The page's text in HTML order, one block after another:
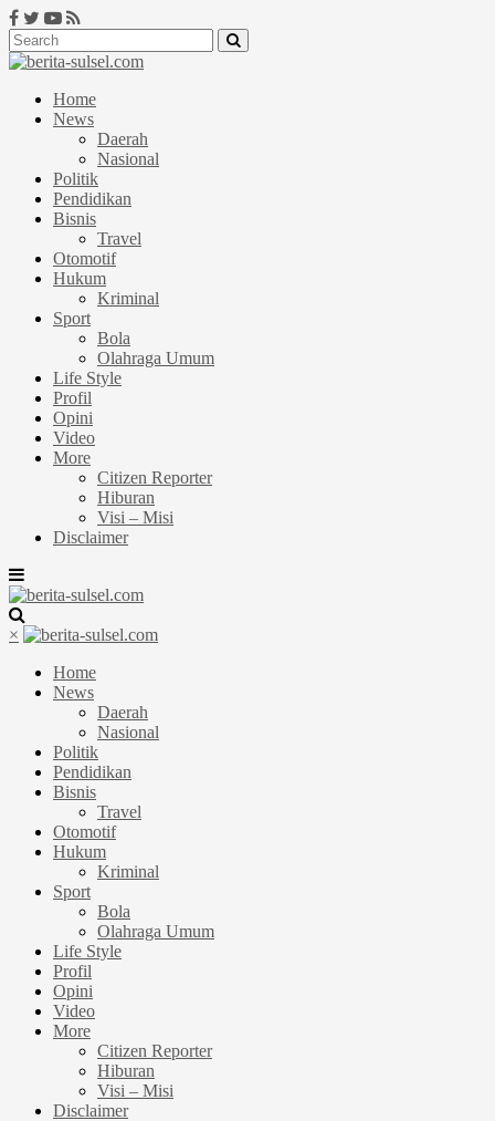
Home
News
Daerah
Nasional
Politik
Pendidikan
Bisnis
Travel
Otomotif
Hukum
Kriminal
Sport
Bola
Olahraga Umum
Life Style
Profil
Opini
Video
More
Citizen Reporter
Hiburan
Visi – Misi
Disclaimer
×
Home
News
Daerah
Nasional
Politik
Pendidikan
Bisnis
Travel
Otomotif
Hukum
Kriminal
Sport
Bola
Olahraga Umum
Life Style
Profil
Opini
Video
More
Citizen Reporter
Hiburan
Visi – Misi
Disclaimer